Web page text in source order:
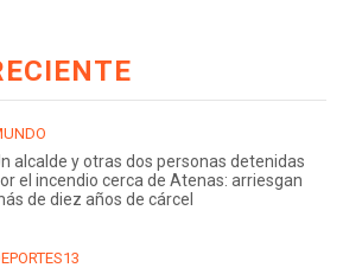
alcalde y otras dos personas detenidas
el incendio cerca de Atenas: arriesgan
de diez años de cárcel